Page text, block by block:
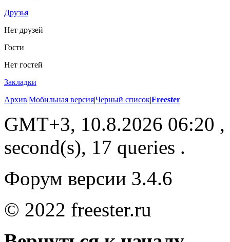
Друзья
Нет друзей
Гости
Нет гостей
Закладки
Архив|Мобильная версия|Черный список|Freester
GMT+3, 10.8.2026 06:20 ,
second(s), 17 queries .
Форум версии 3.4.6
© 2022 freester.ru